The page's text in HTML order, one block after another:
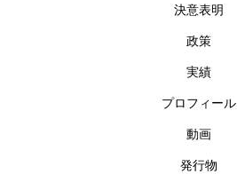
決意表明
政策
実績
プロフィール
動画
発行物